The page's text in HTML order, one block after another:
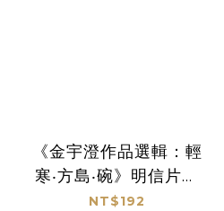
《金宇澄作品選輯：輕
寒‧方島‧碗》明信片套
組
NT$192